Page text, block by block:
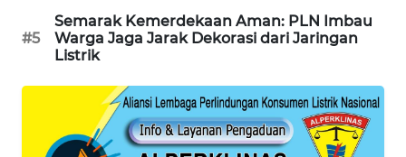
#5
Semarak Kemerdekaan Aman: PLN Imbau
Warga Jaga Jarak Dekorasi dari Jaringan
Listrik
MAWAKA
ID